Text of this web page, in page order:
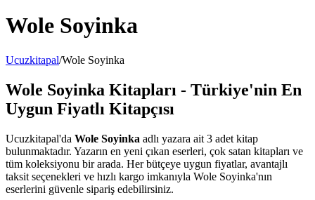
Wole Soyinka
Ucuzkitapal/Wole Soyinka
Wole Soyinka Kitapları - Türkiye'nin En
Uygun Fiyatlı Kitapçısı
Ucuzkitapal'da Wole Soyinka adlı yazara ait 3 adet kitap
bulunmaktadır. Yazarın en yeni çıkan eserleri, çok satan kitapları ve
tüm koleksiyonu bir arada. Her bütçeye uygun fiyatlar, avantajlı
taksit seçenekleri ve hızlı kargo imkanıyla Wole Soyinka'nın
eserlerini güvenle sipariş edebilirsiniz.